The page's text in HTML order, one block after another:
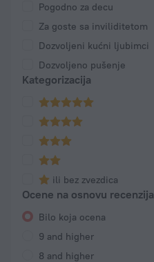
Pogodno za decu
Za goste sa inviliditetom
Dozvoljeni kućni ljubimci
Dozvoljeno pušenje
Kategorizacija
ili bez zvezdica
Ocene na osnovu recenzija
Bilo koja ocena
9 and higher
8 and higher